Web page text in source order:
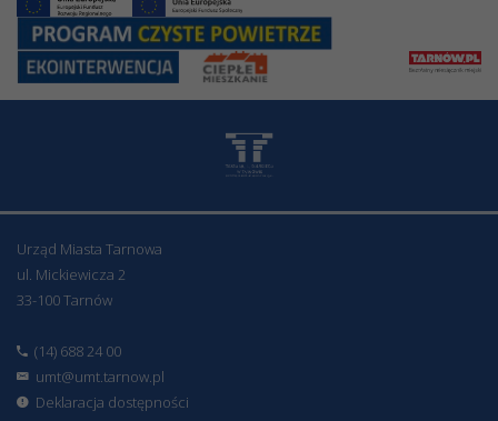
Urząd Miasta Tarnowa
ul. Mickiewicza 2
33-100 Tarnów
(14) 688 24 00
umt@umt.tarnow.pl
Deklaracja dostępności